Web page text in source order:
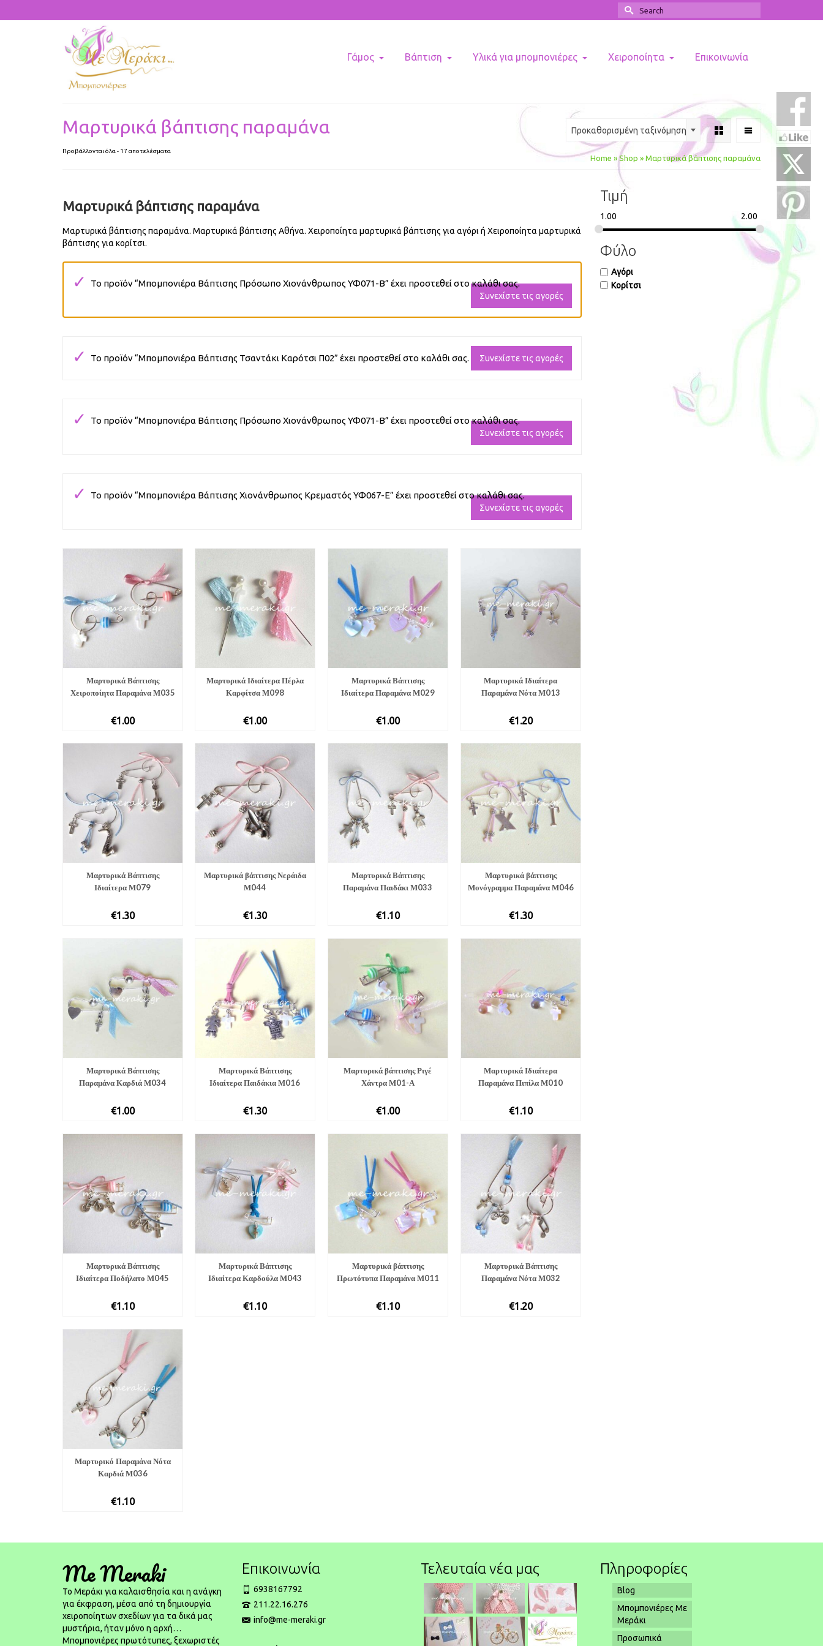
Search
for:
Γάμος Βάπτιση Υλικά για μπομπονιέρες Χειροποίητα Επικοινωνία
Μαρτυρικά βάπτισης παραμάνα
Προβάλλονται όλα - 17 αποτελέσματα
Προκαθορισμένη ταξινόμηση
Home » Shop » Μαρτυρικά βάπτισης παραμάνα
Μαρτυρικά βάπτισης παραμάνα
Μαρτυρικά βάπτισης παραμάνα. Μαρτυρικά βάπτισης Αθήνα. Χειροποίητα μαρτυρικά βάπτισης για αγόρι ή Χειροποίητα μαρτυρικά
βάπτισης για κορίτσι.
Το προϊόν “Μπομπονιέρα Βάπτισης Πρόσωπο Χιονάνθρωπος ΥΦ071-Β” έχει προστεθεί στο καλάθι σας.
Συνεχίστε τις αγορές
Το προϊόν “Μπομπονιέρα Βάπτισης Τσαντάκι Καρότσι Π02” έχει προστεθεί στο καλάθι σας. Συνεχίστε τις αγορές
Το προϊόν “Μπομπονιέρα Βάπτισης Πρόσωπο Χιονάνθρωπος ΥΦ071-Β” έχει προστεθεί στο καλάθι σας.
Συνεχίστε τις αγορές
Το προϊόν “Μπομπονιέρα Βάπτισης Χιονάνθρωπος Κρεμαστός ΥΦ067-Ε” έχει προστεθεί στο καλάθι σας.
Συνεχίστε τις αγορές
Μαρτυρικά Βάπτισης
Χειροποίητα Παραμάνα Μ035
€1.00
Μαρτυρικά Ιδιαίτερα Πέρλα
Καρφίτσα Μ098
€1.00
Μαρτυρικά Βάπτισης
Ιδιαίτερα Παραμάνα Μ029
€1.00
Μαρτυρικά Ιδιαίτερα
Παραμάνα Νότα Μ013
€1.20
Μαρτυρικά Βάπτισης
Ιδιαίτερα Μ079
€1.30
Μαρτυρικά βάπτισης Νεράιδα
Μ044
€1.30
Μαρτυρικά Βάπτισης
Παραμάνα Παιδάκι Μ033
€1.10
Μαρτυρικά βάπτισης
Μονόγραμμα Παραμάνα Μ046
€1.30
Μαρτυρικά Βάπτισης
Παραμάνα Καρδιά Μ034
€1.00
Μαρτυρικά Βάπτισης
Ιδιαίτερα Παιδάκια Μ016
€1.30
Μαρτυρικά βάπτισης Ριγέ
Χάντρα Μ01-Α
€1.00
Μαρτυρικά Ιδιαίτερα
Παραμάνα Πιπίλα Μ010
€1.10
Μαρτυρικά Βάπτισης
Ιδιαίτερα Ποδήλατο Μ045
€1.10
Μαρτυρικά Βάπτισης
Ιδιαίτερα Καρδούλα Μ043
€1.10
Μαρτυρικά βάπτισης
Πρωτότυπα Παραμάνα Μ011
€1.10
Μαρτυρικά Βάπτισης
Παραμάνα Νότα Μ032
€1.20
Μαρτυρικό Παραμάνα Νότα
Καρδιά Μ036
€1.10
Τιμή
1.00 2.00
Φύλο
Αγόρι
Κορίτσι
Me Meraki
To Μεράκι για καλαισθησία και η ανάγκη
για έκφραση, μέσα από τη δημιουργία
χειροποίητων σχεδίων για τα δικά μας
μυστήρια, ήταν μόνο η αρχή…
Μπομπονιέρες πρωτότυπες, ξεχωριστές
Επικοινωνία
6938167792
211.22.16.276
info@me-meraki.gr
Τελευταία νέα μας Πληροφορίες
Blog
Μπομπονιέρες Με
Μεράκι
Προσωπικά